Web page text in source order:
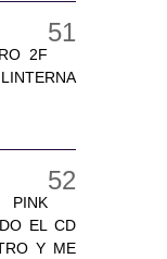
2F
PINK
EL CD
Y ME